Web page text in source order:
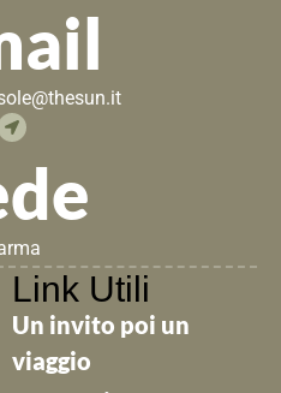
Link Utili
Un invito poi un
viaggio